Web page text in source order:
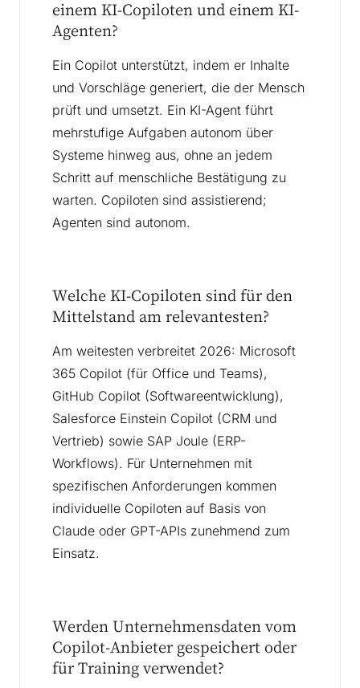
einem KI-Copiloten und einem KI-
Agenten?
Ein Copilot unterstützt, indem er Inhalte
und Vorschläge generiert, die der Mensch
prüft und umsetzt. Ein KI-Agent führt
mehrstufige Aufgaben autonom über
Systeme hinweg aus, ohne an jedem
Schritt auf menschliche Bestätigung zu
warten. Copiloten sind assistierend;
Agenten sind autonom.
Welche KI-Copiloten sind für den
Mittelstand am relevantesten?
Am weitesten verbreitet 2026: Microsoft
365 Copilot (für Office und Teams),
GitHub Copilot (Softwareentwicklung),
Salesforce Einstein Copilot (CRM und
Vertrieb) sowie SAP Joule (ERP-
Workflows). Für Unternehmen mit
spezifischen Anforderungen kommen
individuelle Copiloten auf Basis von
Claude oder GPT-APIs zunehmend zum
Einsatz.
Werden Unternehmensdaten vom
Copilot-Anbieter gespeichert oder
für Training verwendet?